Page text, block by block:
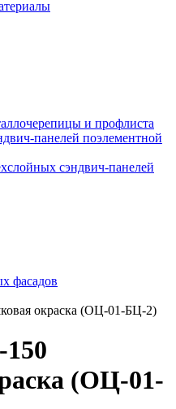
и профлиста
панелей поэлементной
сэндвич-панелей
фасадов
окраска (ОЦ-01-БЦ-2)
(ОЦ-01-